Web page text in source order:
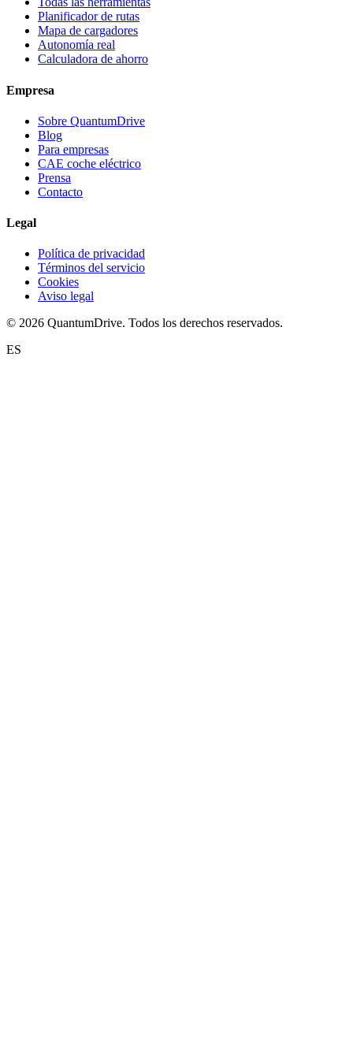
Planificador de rutas
Mapa de cargadores
Autonomía real
Calculadora de ahorro
Empresa
Sobre QuantumDrive
Blog
Para empresas
CAE coche eléctrico
Prensa
Contacto
Legal
Política de privacidad
Términos del servicio
Cookies
Aviso legal
© 2026 QuantumDrive. Todos los derechos reservados.
ES